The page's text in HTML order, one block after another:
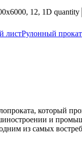
12, 1D quantity
листРулонный прокат
который
и
из самых